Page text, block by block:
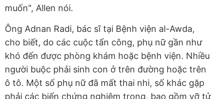
muốn", Allen nói.
Ông Adnan Radi, bác sĩ tại Bệnh viện al-Awda,
cho biết, do các cuộc tấn công, phụ nữ gần như
khó đến được phòng khám hoặc bệnh viện. Nhiều
người buộc phải sinh con ở trên đường hoặc trên
ô tô. Một số phụ nữ đã mất thai nhi, số khác gặp
phải các biến chứng nghiêm trọng, bao gồm vỡ tử